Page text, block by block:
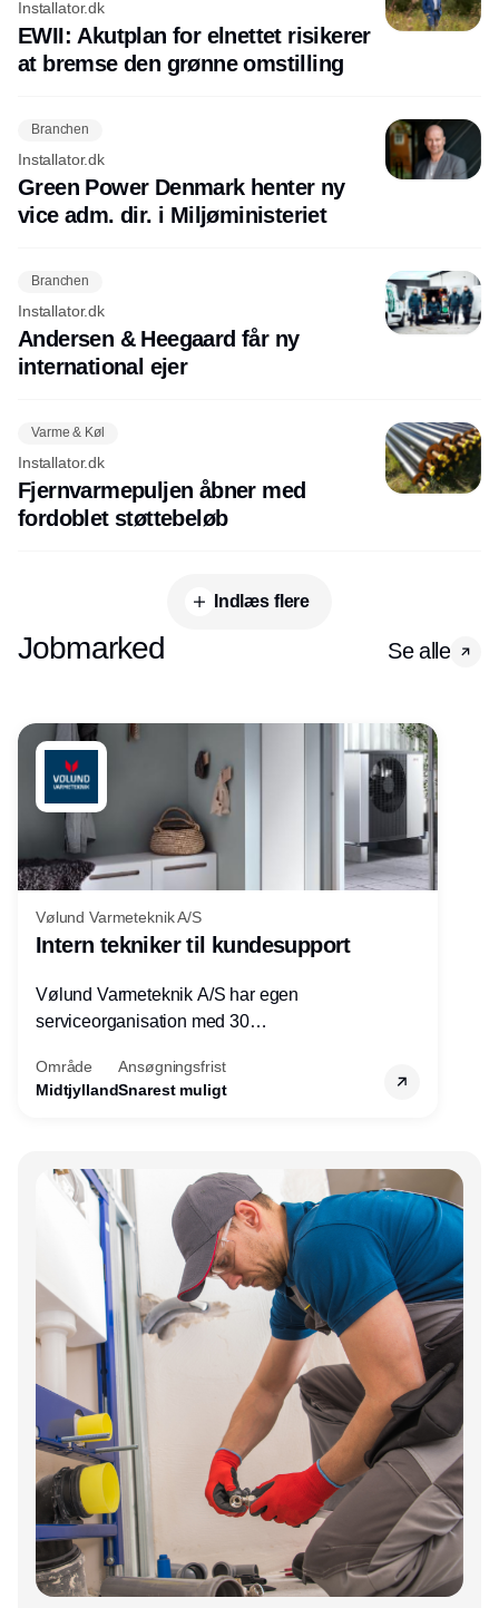
Installator.dk
EWII: Akutplan for elnettet risikerer
at bremse den grønne omstilling
Branchen
Installator.dk
Green Power Denmark henter ny
vice adm. dir. i Miljøministeriet
Branchen
Installator.dk
Andersen & Heegaard får ny
international ejer
Varme & Køl
Installator.dk
Fjernvarmepuljen åbner med
fordoblet støttebeløb
Indlæs flere
Jobmarked Se alle
Vølund Varmeteknik A/S
Intern tekniker til kundesupport
Vølund Varmeteknik A/S har egen
serviceorganisation med 30
søger nu endnu en teknisk kollega - denne
gang til kundesupport på kontoret i Herning.
Område
Midtjylland
Ansøgningsfrist
Snarest muligt
Annonce